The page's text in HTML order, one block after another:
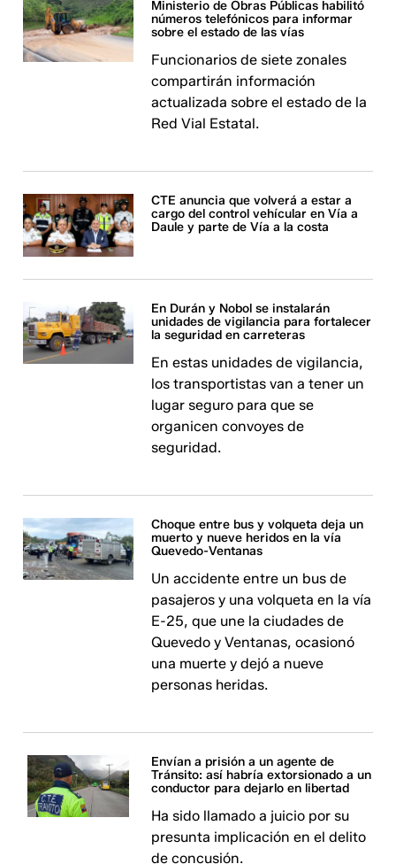
Ministerio de Obras Públicas habilitó
números telefónicos para informar
sobre el estado de las vías
Funcionarios de siete zonales
compartirán información
actualizada sobre el estado de la
Red Vial Estatal.
CTE anuncia que volverá a estar a
cargo del control vehícular en Vía a
Daule y parte de Vía a la costa
En Durán y Nobol se instalarán
unidades de vigilancia para fortalecer
la seguridad en carreteras
En estas unidades de vigilancia,
los transportistas van a tener un
lugar seguro para que se
organicen convoyes de
seguridad.
Choque entre bus y volqueta deja un
muerto y nueve heridos en la vía
Quevedo-Ventanas
Un accidente entre un bus de
pasajeros y una volqueta en la vía
E-25, que une la ciudades de
Quevedo y Ventanas, ocasionó
una muerte y dejó a nueve
personas heridas.
Envían a prisión a un agente de
Tránsito: así habría extorsionado a un
conductor para dejarlo en libertad
Ha sido llamado a juicio por su
presunta implicación en el delito
de concusión.